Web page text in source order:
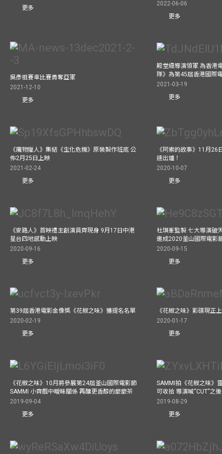
更多
2022-06-06
更多
吳彥祖賽車比賽勇奪亞軍
2021-12-10
更多
殿堂級導演領軍 為香港
隊》為第45屆香港國際
2021-03-19
更多
《魔物獵人》集結《生化危機》原裝製作班底 公
佈2月25日上映
2021-02-24
更多
《阿索的故事》11月26
速出爐！
2020-10-07
更多
《麥路人》首映禮主創演員齊現身 9月17日中港
星台四地感動上映
2020-09-16
更多
杜琪峯監製 七大導演破
邀成2020釜山國際電影
2020-09-15
更多
第39屆香港電影金像獎《花椒之味》獲提名名單
2020-02-19
更多
《花椒之味》影碟現正
2020-01-17
更多
《花椒之味》10月將參展第24屆釜山國際電影節
SAMMI 小齊戲中曖昧關係 再釀更香醇的麼麼茶
2019-09-04
更多
SAMMI拍《花椒之味》
可收拾 導演喊“CUT”之
2019-08-29
更多